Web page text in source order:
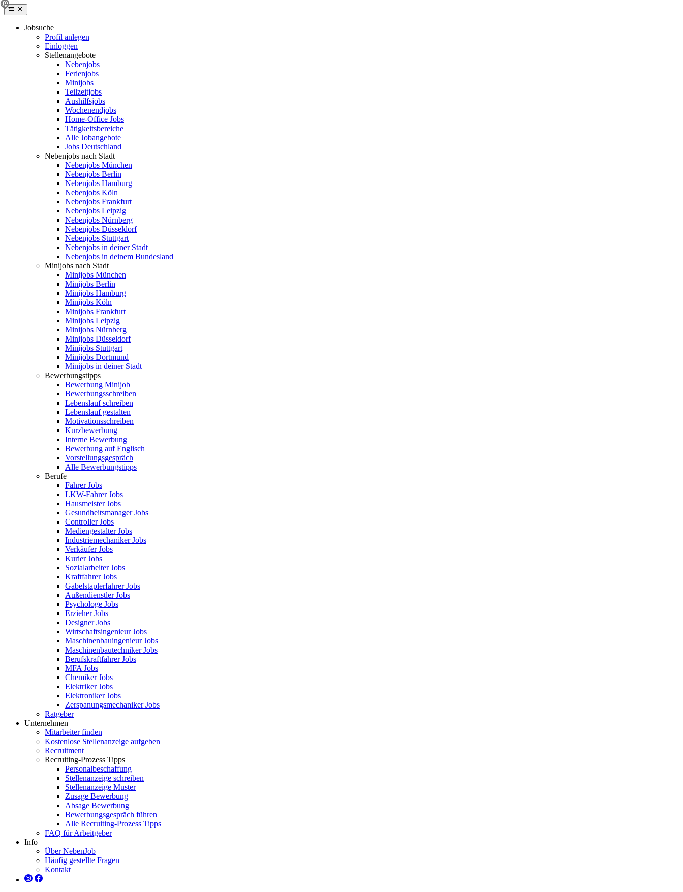
Jobsuche
Profil anlegen
Einloggen
Stellenangebote
Nebenjobs
Ferienjobs
Minijobs
Teilzeitjobs
Aushilfsjobs
Wochenendjobs
Home-Office Jobs
Tätigkeitsbereiche
Alle Jobangebote
Jobs Deutschland
Nebenjobs nach Stadt
Nebenjobs München
Nebenjobs Berlin
Nebenjobs Hamburg
Nebenjobs Köln
Nebenjobs Frankfurt
Nebenjobs Leipzig
Nebenjobs Nürnberg
Nebenjobs Düsseldorf
Nebenjobs Stuttgart
Nebenjobs in deiner Stadt
Nebenjobs in deinem Bundesland
Minijobs nach Stadt
Minijobs München
Minijobs Berlin
Minijobs Hamburg
Minijobs Köln
Minijobs Frankfurt
Minijobs Leipzig
Minijobs Nürnberg
Minijobs Düsseldorf
Minijobs Stuttgart
Minijobs Dortmund
Minijobs in deiner Stadt
Bewerbungstipps
Bewerbung Minijob
Bewerbungsschreiben
Lebenslauf schreiben
Lebenslauf gestalten
Motivationsschreiben
Kurzbewerbung
Interne Bewerbung
Bewerbung auf Englisch
Vorstellungsgespräch
Alle Bewerbungstipps
Berufe
Fahrer Jobs
LKW-Fahrer Jobs
Hausmeister Jobs
Gesundheitsmanager Jobs
Controller Jobs
Mediengestalter Jobs
Industriemechaniker Jobs
Verkäufer Jobs
Kurier Jobs
Sozialarbeiter Jobs
Kraftfahrer Jobs
Gabelstaplerfahrer Jobs
Außendienstler Jobs
Psychologe Jobs
Erzieher Jobs
Designer Jobs
Wirtschaftsingenieur Jobs
Maschinenbauingenieur Jobs
Maschinenbautechniker Jobs
Berufskraftfahrer Jobs
MFA Jobs
Chemiker Jobs
Elektriker Jobs
Elektroniker Jobs
Zerspanungsmechaniker Jobs
Ratgeber
Unternehmen
Mitarbeiter finden
Kostenlose Stellenanzeige aufgeben
Recruitment
Recruiting-Prozess Tipps
Personalbeschaffung
Stellenanzeige schreiben
Stellenanzeige Muster
Zusage Bewerbung
Absage Bewerbung
Bewerbungsgespräch führen
Alle Recruiting-Prozess Tipps
FAQ für Arbeitgeber
Info
Über NebenJob
Häufig gestellte Fragen
Kontakt